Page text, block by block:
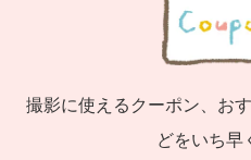
撮影に使えるクーポン、お
どをいち早